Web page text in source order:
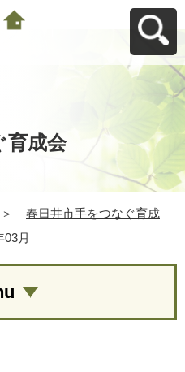
育成会
＞
春日井市手をつなぐ育成
03月